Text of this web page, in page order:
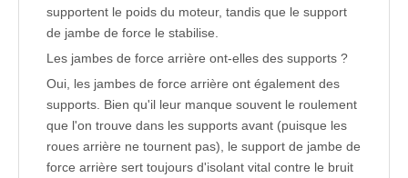
supportent le poids du moteur, tandis que le support
de jambe de force le stabilise.
Les jambes de force arrière ont-elles des supports ?
Oui, les jambes de force arrière ont également des
supports. Bien qu'il leur manque souvent le roulement
que l'on trouve dans les supports avant (puisque les
roues arrière ne tournent pas), le support de jambe de
force arrière sert toujours d'isolant vital contre le bruit